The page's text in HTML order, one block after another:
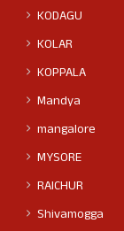
KODAGU
KOLAR
KOPPALA
Mandya
mangalore
MYSORE
RAICHUR
Shivamogga